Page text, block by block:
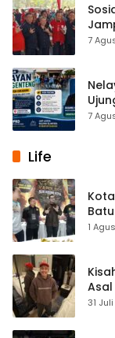
7
7
Life
1
Asal
31